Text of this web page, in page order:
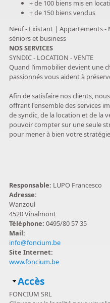
+ de 100 biens mis en
+ de 150 biens vendus
Neuf - Existant | Appartements -
séniors et business
NOS SERVICES
SYNDIC - LOCATION - VENTE
Quand l’immobilier devient une
passionnés vous aident à
Afin de satisfaire nos clients,
offrant l'ensemble des services
de syndic, de la location et de la
pouvoir compter sur une seule
pour mener à bien votre
Responsable: LUPO Francesco
Adresse:
Wanzoul
4520 Vinalmont
Téléphone:0495/80 57 35
Mail:
info@foncium.be
Site Internet:
www.foncium.be
Masquer
Accès
FONCIUM SRL